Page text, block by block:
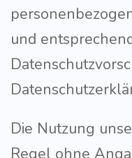
und
Die Nutzung
Regel ohne